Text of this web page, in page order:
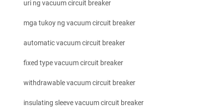
uri ng vacuum circuit breaker
mga tukoy ng vacuum circuit breaker
automatic vacuum circuit breaker
fixed type vacuum circuit breaker
withdrawable vacuum circuit breaker
insulating sleeve vacuum circuit breaker